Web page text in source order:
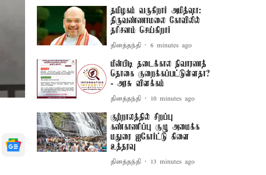
தமிழகம் வருகிறார் அமித்ஷா:
திருவண்ணாமலை கோவிலில்
தரிசனம் செய்கிறார்
தினத்தந்தி 6 minutes ago
மீன்பிடி தடைக்கால நிவாரணத்
தொகை குறைக்கப்பட்டுள்ளதா?
- அரசு விளக்கம்
தினத்தந்தி 10 minutes ago
குற்றாலத்தில் சிறப்பு
கண்காணிப்பு குழு அமைக்க
மதுரை ஐகோர்ட்டு கிளை
உத்தரவு
தினத்தந்தி 13 minutes ago